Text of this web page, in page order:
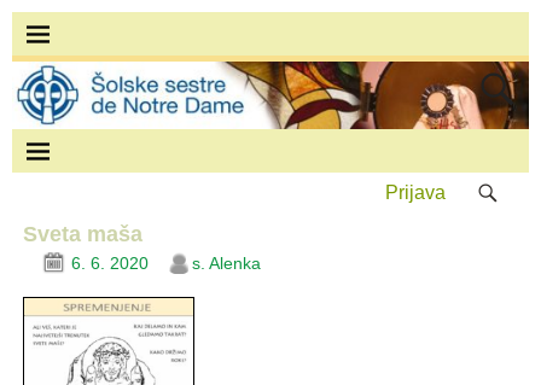
Prijava
Sveta maša
6. 6. 2020 s. Alenka